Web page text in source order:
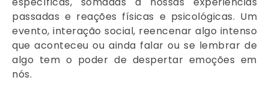
passadas e reações físicas e psicológicas. Um
evento, interação social, reencenar algo intenso
que aconteceu ou ainda falar ou se lembrar de
algo tem o poder de despertar emoções em
nós.